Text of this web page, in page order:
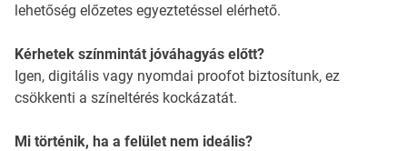
lehetőség előzetes egyeztetéssel elérhető.
Kérhetek színmintát jóváhagyás előtt?
Igen, digitális vagy nyomdai proofot biztosítunk, ez
csökkenti a színeltérés kockázatát.
Mi történik, ha a felület nem ideális?